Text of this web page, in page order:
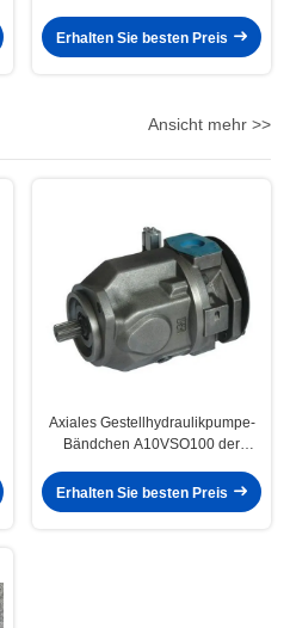
Erhalten Sie besten Preis
Ansicht mehr >>
Axiales Gestellhydraulikpumpe-
Bändchen A10VSO100 der
Erhalten Sie besten Preis